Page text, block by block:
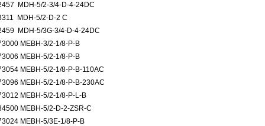
MDH-5/2-3/4-D-4-24DC
MDH-5/2-D-2 C
MDH-5/3G-3/4-D-4-24DC
MEBH-3/2-1/8-P-B
MEBH-5/2-1/8-P-B
MEBH-5/2-1/8-P-B-110AC
MEBH-5/2-1/8-P-B-230AC
MEBH-5/2-1/8-P-L-B
MEBH-5/2-D-2-ZSR-C
MEBH-5/3E-1/8-P-B